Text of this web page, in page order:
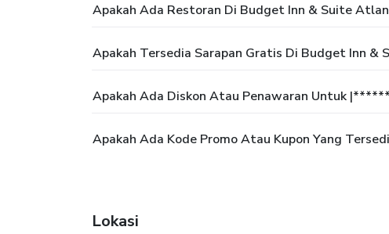
Apakah Ada Restoran Di Budget Inn & Suite
Apakah Tersedia Sarapan Gratis Di Budget Inn
Apakah Ada Diskon Atau Penawaran Untuk
Apakah Ada Kode Promo Atau Kupon Yang
Lokasi